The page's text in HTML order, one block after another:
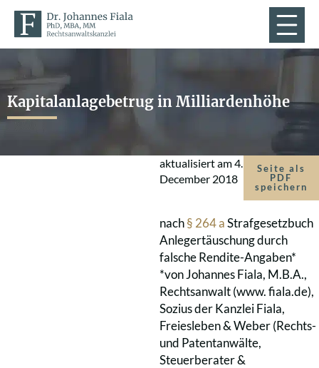
Kapitalanlagebetrug in Milliardenhöhe
aktualisiert am4.
December 2018
Seite als
PDF
speichern
nach§ 264 aStrafgesetzbuch
Anlegertäuschung durch
falsche Rendite-Angaben*
*von Johannes Fiala, M.B.A.,
Rechtsanwalt (www. fiala.de),
Sozius der Kanzlei Fiala,
Freiesleben & Weber (Rechts-
und Patentanwälte,
Steuerberater &